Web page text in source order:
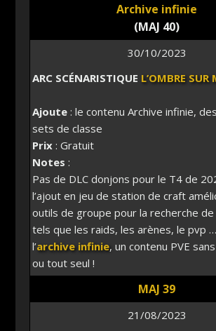
Archive infinie
(MAJ 40)
30/10/2023
ARC SCÉNARISTIQUE L’OMBRE
Ajoute: le contenu Archive infinie,
sets de classe
Prix: Gratuit
Notes:
Pas de DLC donjons pour le T4 de
l’ajout en jeu de station de craft
outils de groupe pour la recherche
tels que les raids, les arènes, le pvp
l’archive infinie, un contenu PVE
ou tout seul !
MAJ 39
21/08/2023